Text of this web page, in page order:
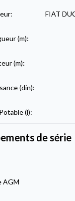
FIAT
(m):
(m):
(din):
(l):
de série
AGM